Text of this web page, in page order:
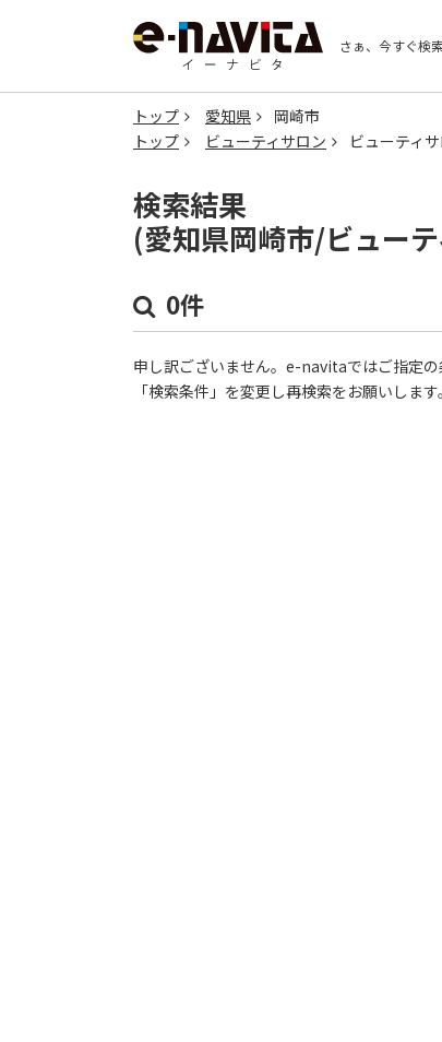
さぁ、今すぐ検
トップ 愛知県
岡崎市
トップ
ビューティサロン ビューティ
検索結果
(愛知県岡崎市/ビュー
0件
申し訳ございません。e-navitaではご指定
「検索条件」を変更し再検索をお願いします。